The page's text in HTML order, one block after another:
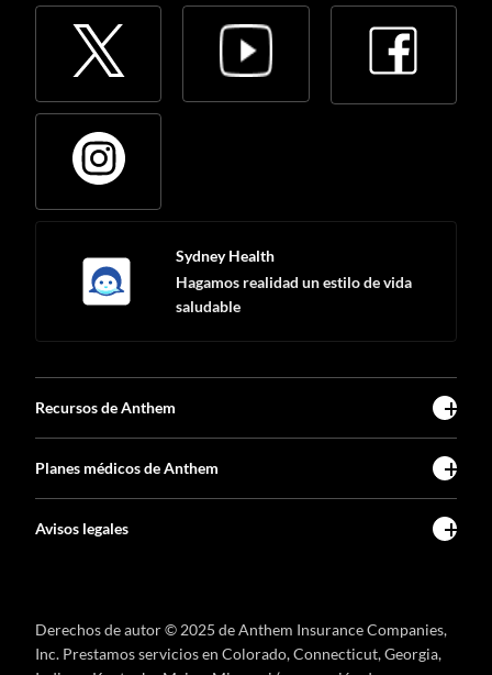
Sydney Health
Hagamos realidad un estilo de vida
saludable
Recursos de Anthem
Planes médicos de Anthem
Avisos legales
Derechos de autor © 2025 de Anthem Insurance Companies,
Inc. Prestamos servicios en Colorado, Connecticut, Georgia,